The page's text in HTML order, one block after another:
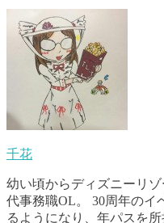
千花
幼い頃からディズニーリ
代事務職OL。 30周年のイ
るようになり、年パスを